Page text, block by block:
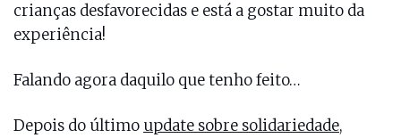
crianças desfavorecidas e está a gostar muito da
experiência!
Falando agora daquilo que tenho feito…
Depois do último update sobre solidariedade,